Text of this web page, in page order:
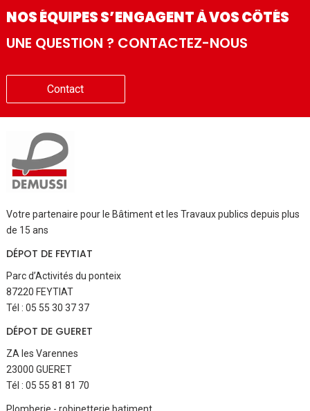
NOS ÉQUIPES S’ENGAGENT À VOS CÔTÉS
UNE QUESTION ? CONTACTEZ-NOUS
Contact
Votre partenaire pour le Bâtiment et les Travaux publics depuis plus
de 15 ans
DÉPOT DE FEYTIAT
Parc d’Activités du ponteix
87220 FEYTIAT
Tél : 05 55 30 37 37
DÉPOT DE GUERET
ZA les Varennes
23000 GUERET
Tél : 05 55 81 81 70
Aller